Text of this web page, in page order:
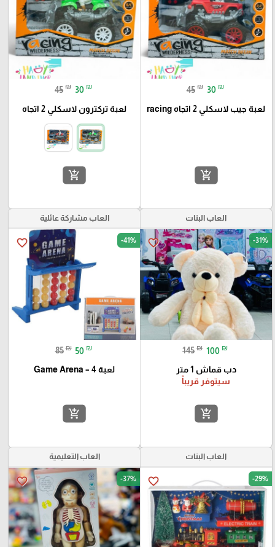
45 ₪ 30 ₪
لعبة جيب لاسكلي 2 اتجاه racing
add_shopping_cart
45 ₪ 30 ₪
لعبة تركترون لاسكلي 2 اتجاه
add_shopping_cart
العاب البنات
favorite_border -31%
145 ₪ 100 ₪
دب قماش 1 متر
سيتوفر قريباً
add_shopping_cart
العاب مشاركة عائلية
favorite_border -41%
85 ₪ 50 ₪
لعبة Game Arena – 4
add_shopping_cart
العاب البنات
favorite_border -29%
العاب التعليمية
favorite_border -37%